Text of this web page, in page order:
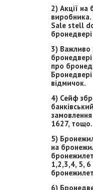
2) Акції на
Sale stell
бронедвері
3) Важливо
про
відмичок.
4) Сейф
1627, тощо.
5)
на
1,2,3,4, 5, 6
6)